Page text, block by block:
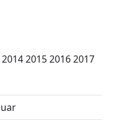
2015 2016 2017